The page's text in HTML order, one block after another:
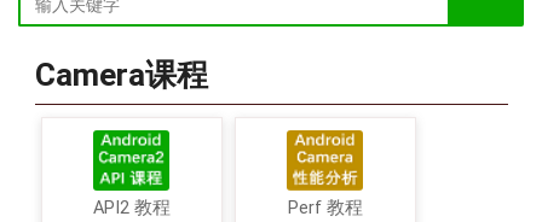
Camera课程
API2 教程 Perf 教程